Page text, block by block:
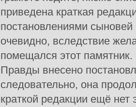
приведена краткая
постановлениями
очевидно, вследствие
помещался этот
Правды внесено
следовательно, она
краткой редакции ещё нет